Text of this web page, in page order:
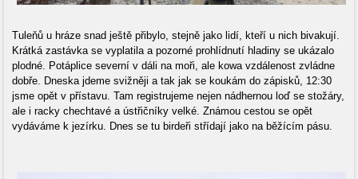
Tuleňů u hráze snad ještě přibylo, stejně jako lidí, kteří u nich bivakují.
Krátká zastávka se vyplatila a pozorné prohlídnutí hladiny se ukázalo
plodné. Potáplice severní v dáli na moři, ale kowa vzdálenost zvládne
dobře. Dneska jdeme svižněji a tak jak se koukám do zápisků, 12:30
jsme opět v přístavu. Tam registrujeme nejen nádhernou loď se stožáry,
ale i racky chechtavé a ústřičníky velké. Známou cestou se opět
vydáváme k jezírku. Dnes se tu birdeři střídají jako na běžícím pásu.